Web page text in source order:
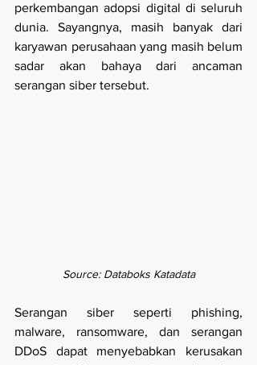
perkembangan adopsi digital di seluruh
dunia. Sayangnya, masih banyak dari
karyawan perusahaan yang masih belum
sadar akan bahaya dari ancaman
serangan siber tersebut.
Source: Databoks Katadata
Serangan siber seperti phishing,
malware, ransomware, dan serangan
DDoS dapat menyebabkan kerusakan